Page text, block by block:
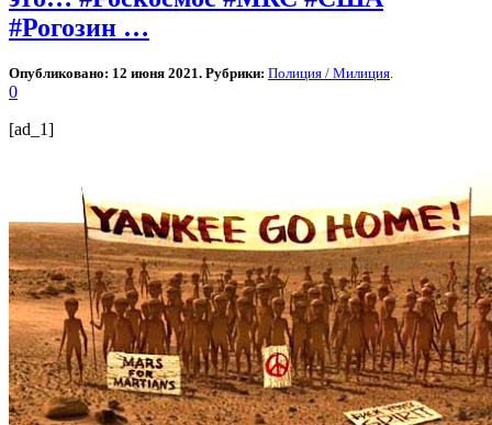
#Рогозин …
Опубликовано: 12 июня 2021. Рубрики: Полиция / Милиция
0
[ad_1]